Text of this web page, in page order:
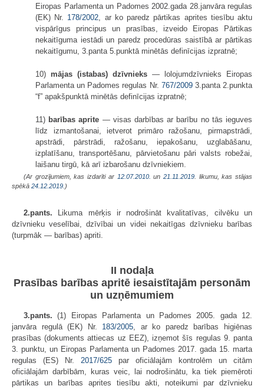
Eiropas Parlamenta un Padomes 2002.gada 28.janvāra regulas
(EK) Nr. 178/2002 , ar ko paredz pārtikas aprites tiesību aktu
vispārīgus principus un prasības, izveido Eiropas Pārtikas
nekaitīguma iestādi un paredz procedūras saistībā ar pārtikas
nekaitīgumu, 3.panta 5.punktā minētās definīcijas izpratnē;
10) mājas (istabas) dzīvnieks — lolojumdzīvnieks Eiropas
Parlamenta un Padomes regulas Nr. 767/20093.panta 2.punkta
“f” apakšpunktā minētās definīcijas izpratnē;
11) barības aprite — visas darbības ar barību no tās ieguves
līdz izmantošanai, ietverot primāro ražošanu, pirmapstrādi,
apstrādi, pārstrādi, ražošanu, iepakošanu, uzglabāšanu,
izplatīšanu, transportēšanu, pārvietošanu pāri valsts robežai,
laišanu tirgū, kā arī izbarošanu dzīvniekiem.
(Ar grozījumiem, kas izdarīti ar 12.07.2010. un 21.11.2019. likumu, kas stājas
spēkā 24.12.2019. )
2.pants. Likuma mērķis ir nodrošināt kvalitatīvas, cilvēku un
dzīvnieku veselībai, dzīvībai un videi nekaitīgas dzīvnieku barības
(turpmāk — barības) apriti.
II nodaļa
Prasības barības apritē iesaistītajām personām
un uzņēmumiem
3.pants. (1) Eiropas Parlamenta un Padomes 2005. gada 12.
janvāra regulā (EK) Nr. 183/2005, ar ko paredz barības higiēnas
prasības (dokuments attiecas uz EEZ), izņemot šīs regulas 9. panta
3. punktu, un Eiropas Parlamenta un Padomes 2017. gada 15. marta
regulas (ES) Nr. 2017/625 par oficiālajām kontrolēm un citām
oficiālajām darbībām, kuras veic, lai nodrošinātu, ka tiek piemēroti
pārtikas un barības aprites tiesību akti, noteikumi par dzīvnieku